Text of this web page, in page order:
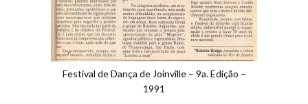
Festival de Dança de Joinville – 9a. Edição –
1991